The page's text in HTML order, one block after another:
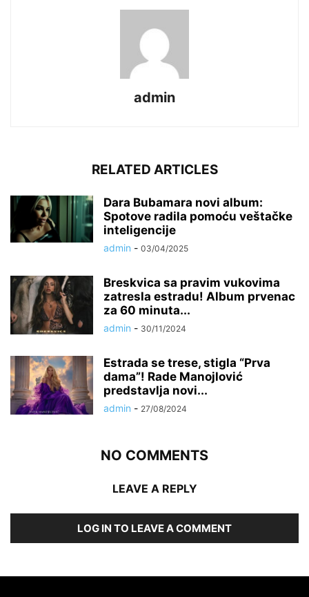
admin
RELATED ARTICLES
Dara Bubamara novi album:
Spotove radila pomoću veštačke
inteligencije
admin - 03/04/2025
Breskvica sa pravim vukovima
zatresla estradu! Album prvenac
za 60 minuta...
admin - 30/11/2024
Estrada se trese, stigla “Prva
dama”! Rade Manojlović
predstavlja novi...
admin - 27/08/2024
NO COMMENTS
LEAVE A REPLY
LOG IN TO LEAVE A COMMENT